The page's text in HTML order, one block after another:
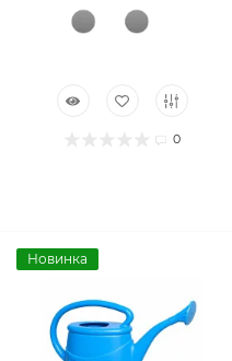
0
Новинка